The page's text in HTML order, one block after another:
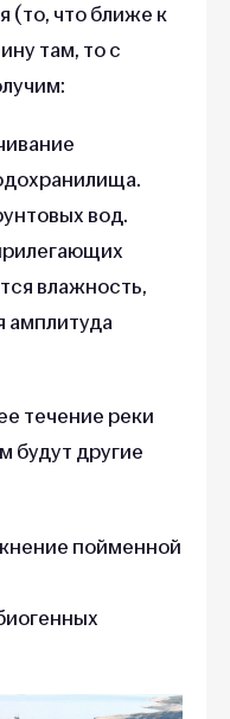
(то, что ближе к
там, то с
вод.
влажность,
амплитуда
течение реки
будут другие
пойменной